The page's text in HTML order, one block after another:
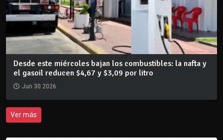
Desde este miércoles bajan los combustibles: la nafta y
el gasoil reducen $4,67 y $3,09 por litro
Jun 30 2026
Ver más